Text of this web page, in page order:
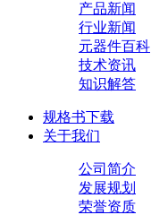
产品新闻
行业新闻
元器件百科
技术资讯
知识解答
规格书下载
关于我们
公司简介
发展规划
荣誉资质